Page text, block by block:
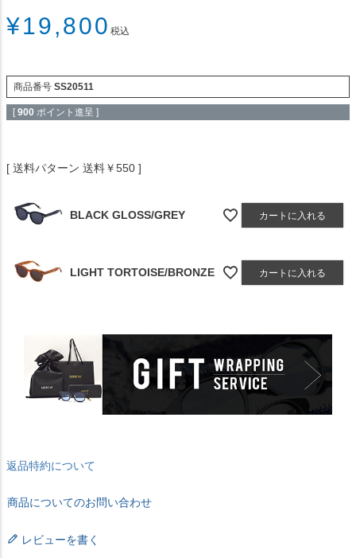
¥19,800 税込
商品番号 SS20511
[ 900 ポイント進呈 ]
送料パターン 送料￥550
BLACK GLOSS/GREY カートに入れる
LIGHT TORTOISE/BRONZE カートに入れる
返品特約について
商品についてのお問い合わせ
レビューを書く